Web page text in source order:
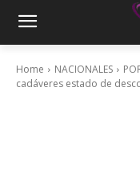
Home NACIONALES
cadáveres estado de